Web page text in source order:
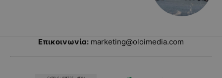
Επικοινωνία: marketing@oloimedia.com